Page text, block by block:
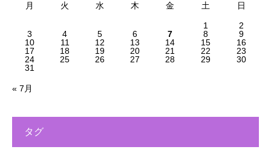
月 火 水 木 金 土 日
1
2
3
4 5 6 7 8
9
10
11 12 13 14 15
16
17
18 19 20 21 22
23
24
25 26 27 28 29
30
31
« 7月
タグ